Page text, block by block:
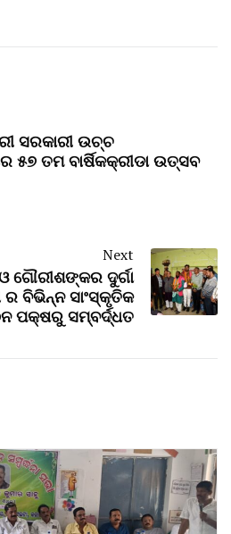
ସରକାରୀ ଉଚ୍ଚ
୫୭ ତମ ବାର୍ଷିକକ୍ରୀଡା ଉତ୍ସବ
Next
ଦୁର୍ଗା
ର ବିଭିନ୍ନ ସାଂସ୍କୃତିକ
ପକ୍ଷରୁ ସମ୍ବର୍ଦ୍ଧତ